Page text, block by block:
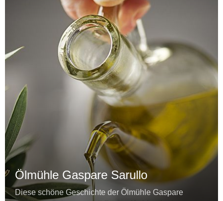
Ölmühle Gaspare Sarullo
Diese schöne Geschichte der Ölmühle Gaspare